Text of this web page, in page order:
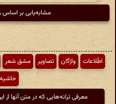
مشابه‌یابی بر اساس
اطّلاعات واژگان تصاویر مشق شعر
معرفی ترانه‌هایی که در متن آنها